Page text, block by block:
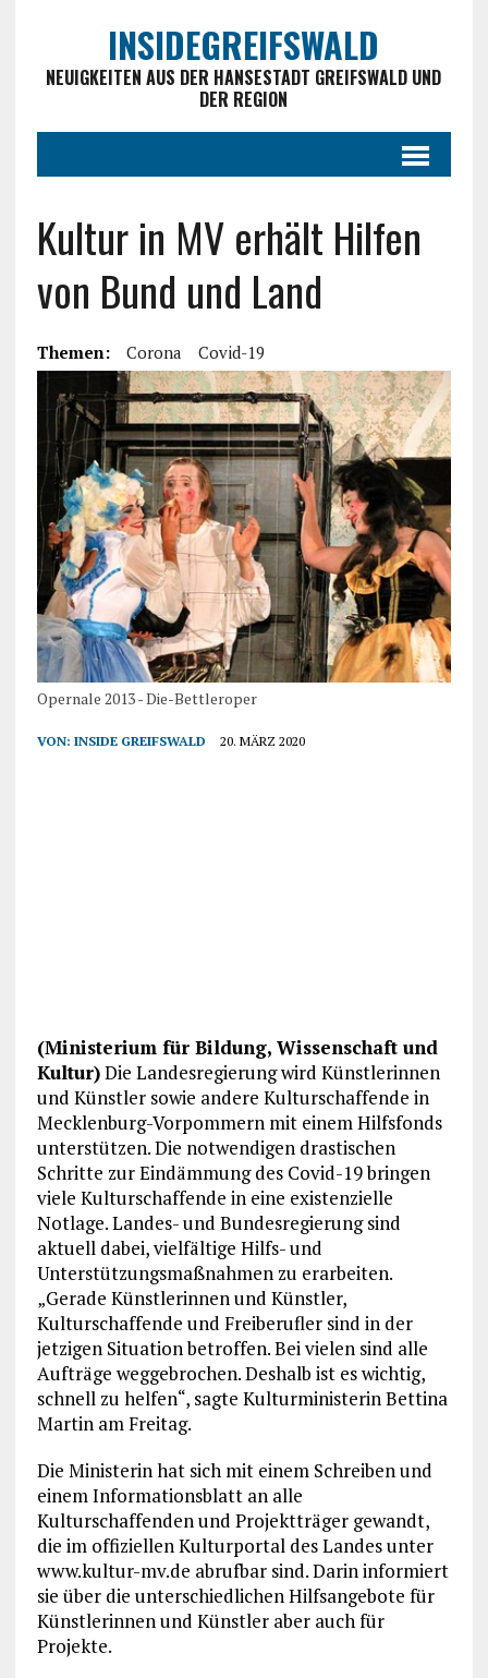
INSIDEGREIFSWALD
NEUIGKEITEN AUS DER HANSESTADT GREIFSWALD UND
DER REGION
Kultur in MV erhält Hilfen
von Bund und Land
Themen: Corona Covid-19
Opernale 2013 - Die-Bettleroper
VON: INSIDE GREIFSWALD 20. MÄRZ 2020
(Ministerium für Bildung, Wissenschaft und
Kultur)Die Landesregierung wird Künstlerinnen
und Künstler sowie andere Kulturschaffende in
Mecklenburg-Vorpommern mit einem Hilfsfonds
unterstützen. Die notwendigen drastischen
Schritte zur Eindämmung des Covid-19 bringen
viele Kulturschaffende in eine existenzielle
Notlage. Landes- und Bundesregierung sind
aktuell dabei, vielfältige Hilfs- und
Unterstützungsmaßnahmen zu erarbeiten.
„Gerade Künstlerinnen und Künstler,
Kulturschaffende und Freiberufler sind in der
jetzigen Situation betroffen. Bei vielen sind alle
Aufträge weggebrochen. Deshalb ist es wichtig,
schnell zu helfen“, sagte Kulturministerin Bettina
Martin am Freitag.
Die Ministerin hat sich mit einem Schreiben und
einem Informationsblatt an alle
Kulturschaffenden und Projektträger gewandt,
die im offiziellen Kulturportal des Landes unter
www.kultur-mv.de abrufbar sind. Darin informiert
sie über die unterschiedlichen Hilfsangebote für
Künstlerinnen und Künstler aber auch für
Projekte.